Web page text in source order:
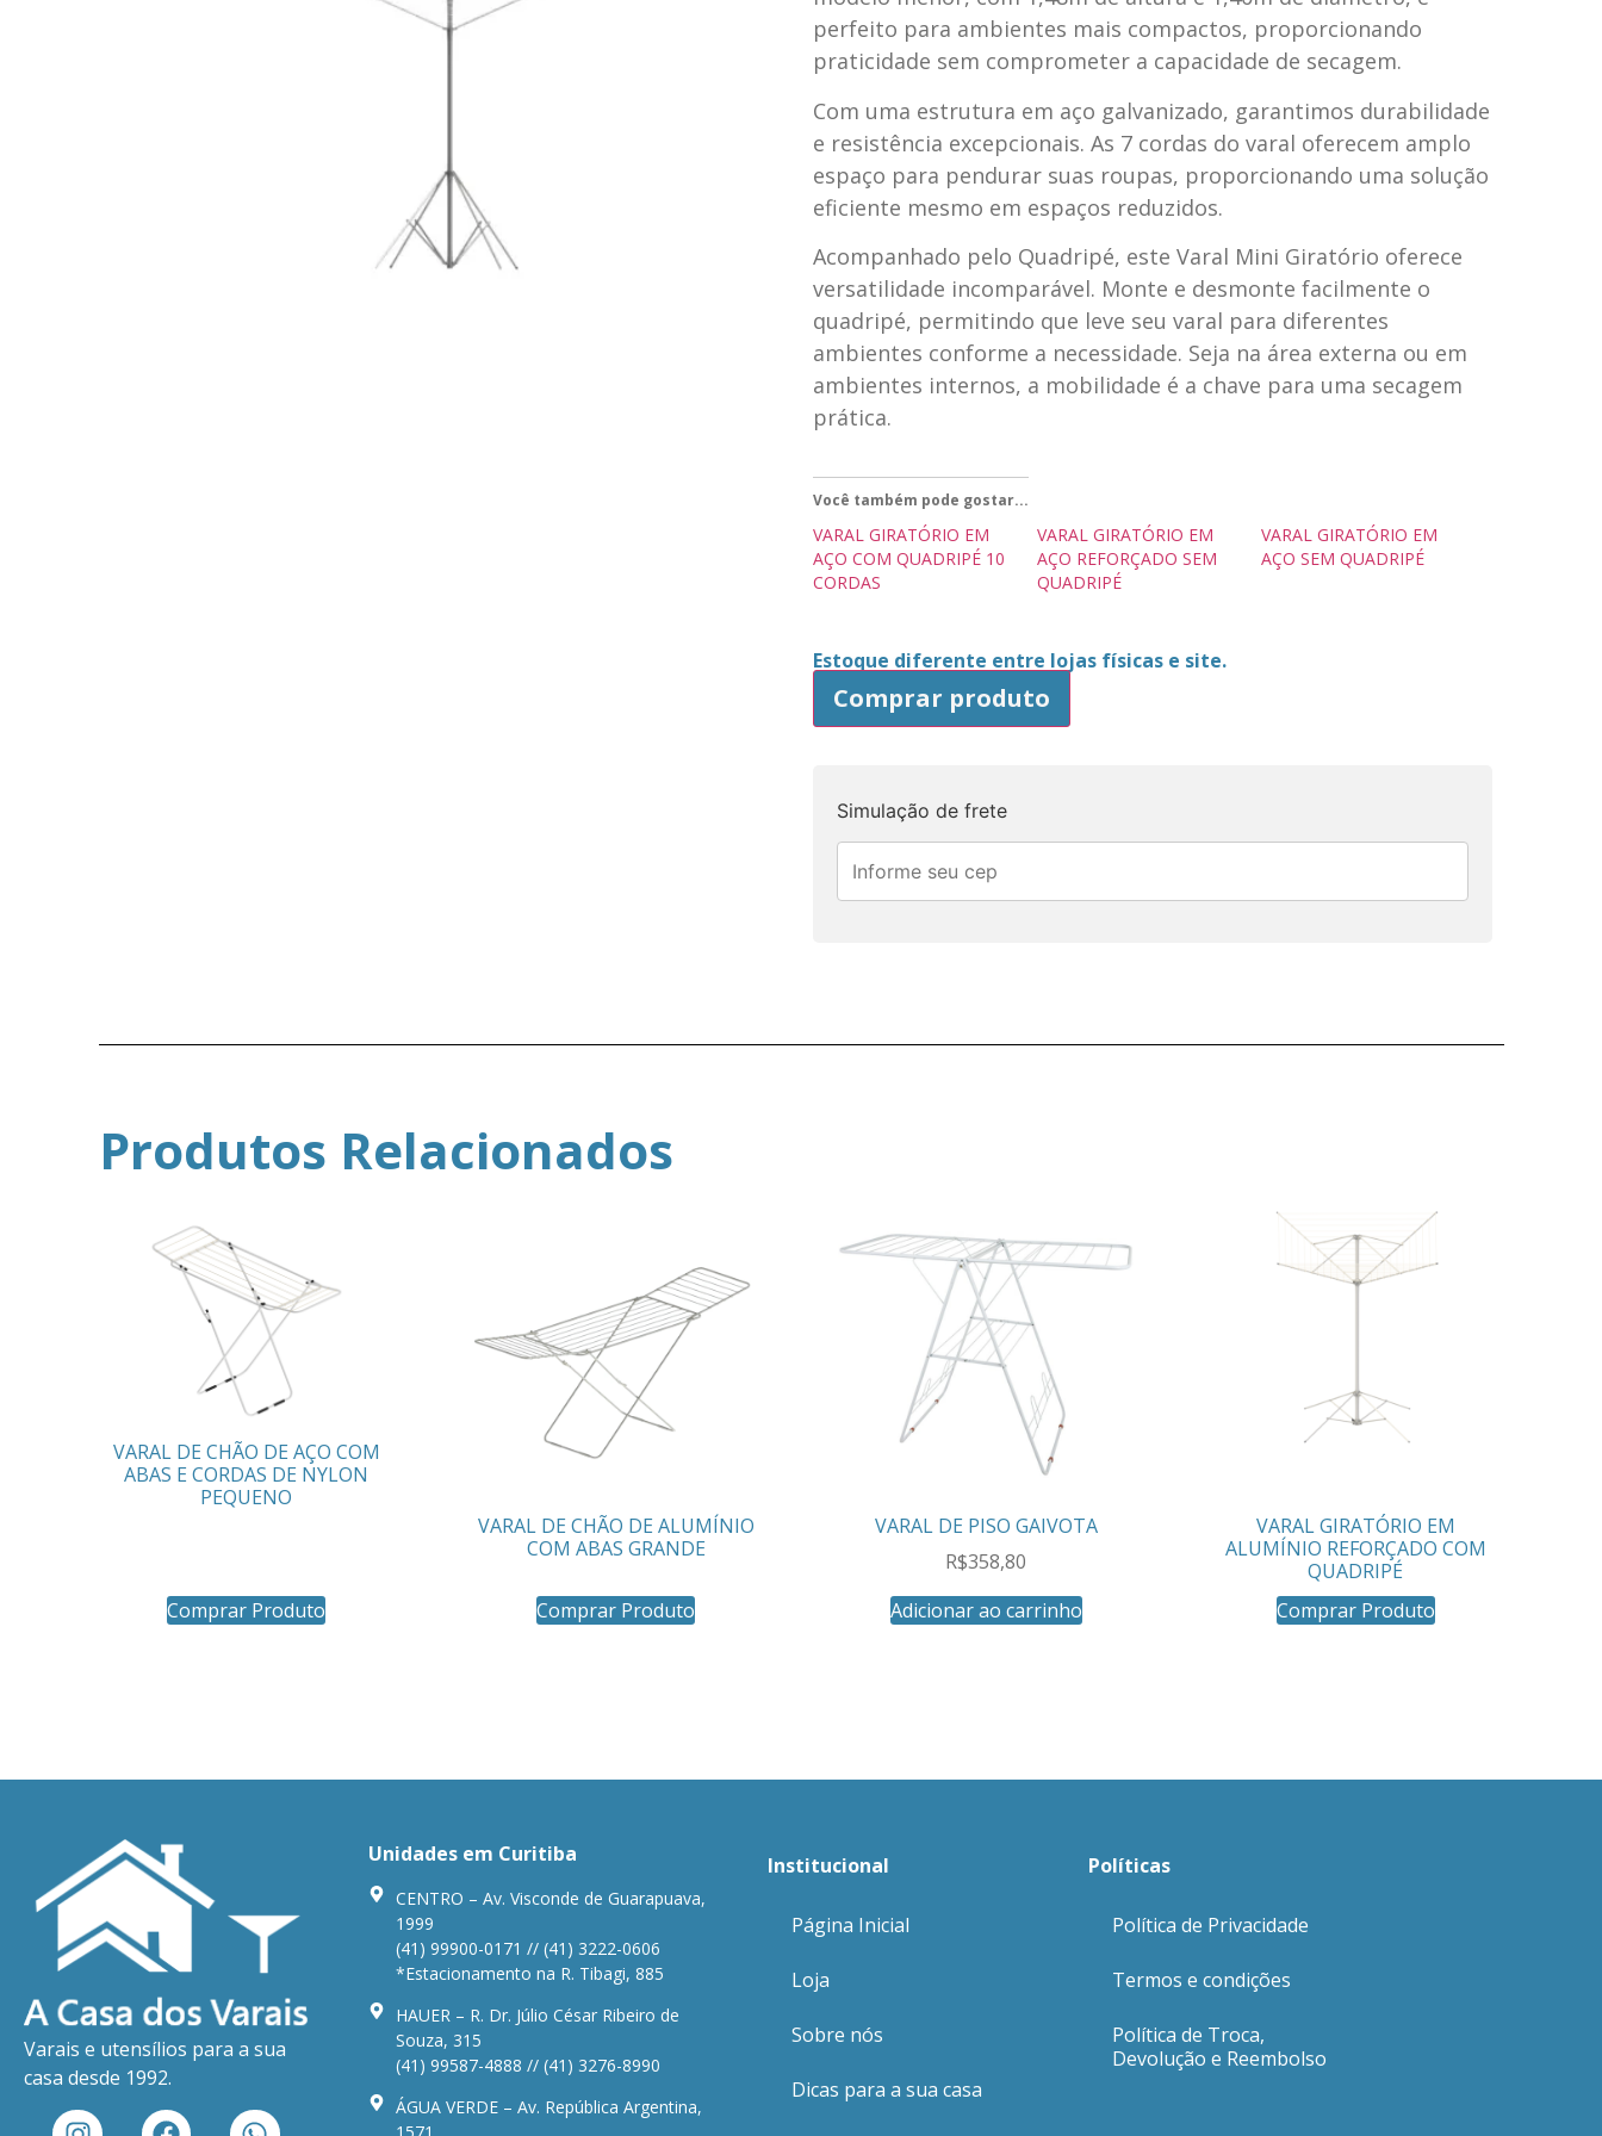
perfeito para ambientes mais compactos, proporcionando
praticidade sem comprometer a capacidade de secagem.
Com uma estrutura em aço galvanizado, garantimos durabilidade
e resistência excepcionais. As 7 cordas do varal oferecem amplo
espaço para pendurar suas roupas, proporcionando uma solução
eficiente mesmo em espaços reduzidos.
Acompanhado pelo Quadripé, este Varal Mini Giratório oferece
versatilidade incomparável. Monte e desmonte facilmente o
quadripé, permitindo que leve seu varal para diferentes
ambientes conforme a necessidade. Seja na área externa ou em
ambientes internos, a mobilidade é a chave para uma secagem
prática.
Você também pode gostar...
VARAL GIRATÓRIO EM
AÇO COM QUADRIPÉ 10
CORDAS
VARAL GIRATÓRIO EM
AÇO REFORÇADO SEM
QUADRIPÉ
VARAL GIRATÓRIO EM
AÇO SEM QUADRIPÉ
Estoque diferente entre lojas físicas e site.
Comprar produto
Simulação de frete
Produtos Relacionados
VARAL DE CHÃO DE AÇO COM
ABAS E CORDAS DE NYLON
PEQUENO
Comprar Produto
VARAL DE CHÃO DE ALUMÍNIO
COM ABAS GRANDE
Comprar Produto
VARAL DE PISO GAIVOTA
R$358,80
Adicionar ao carrinho
VARAL GIRATÓRIO EM
ALUMÍNIO REFORÇADO COM
QUADRIPÉ
Comprar Produto
Varais e utensílios para a sua
casa desde 1992.
Unidades em Curitiba
CENTRO – Av. Visconde de Guarapuava,
1999
(41) 99900-0171 // (41) 3222-0606
*Estacionamento na R. Tibagi, 885
HAUER – R. Dr. Júlio César Ribeiro de
Souza, 315
(41) 99587-4888 // (41) 3276-8990
ÁGUA VERDE – Av. República Argentina,
1571
Institucional
Página Inicial
Loja
Sobre nós
Dicas para a sua casa
Políticas
Política de Privacidade
Termos e condições
Política de Troca,
Devolução e Reembolso